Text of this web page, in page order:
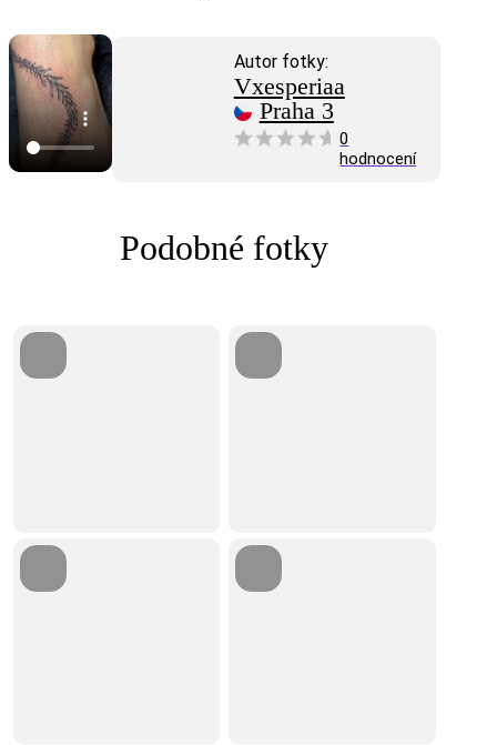
Autor fotky:
Vxesperiaa
Praha 3
0
hodnocení
Podobné fotky